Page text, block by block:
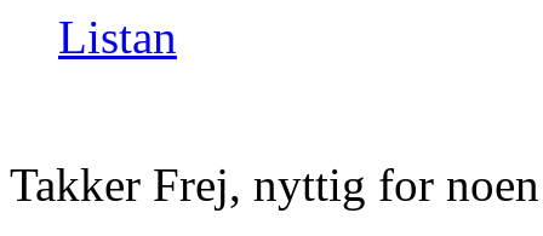
Listan
Takker Frej, nyttig for